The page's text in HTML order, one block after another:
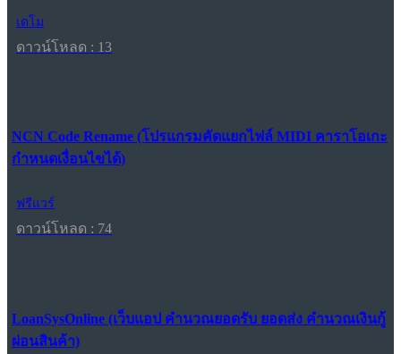
เดโม
ดาวน์โหลด : 13
NCN Code Rename (โปรแกรมคัดแยกไฟล์ MIDI คาราโอเกะ
กำหนดเงื่อนไขได้)
ฟรีแวร์
ดาวน์โหลด : 74
LoanSysOnline (เว็บแอป คำนวณยอดรับ ยอดส่ง คำนวณเงินกู้
ผ่อนสินค้า)